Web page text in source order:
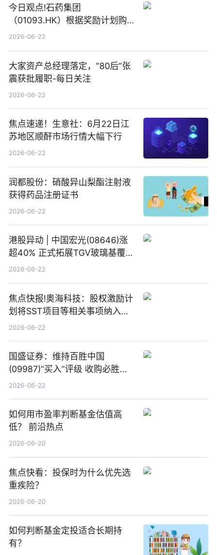
今日观点!石药集团
（01093.HK）根据奖励计划购
回580万股
2026-06-22
大家资产总经理落定，“80后”张
震获批履职-每日关注
2026-06-22
焦点速递！生意社：6月22日江
苏地区顺酐市场行情大幅下行
2026-06-22
润都股份：硝酸异山梨酯注射液
获得药品注册证书
2026-06-22
港股异动 | 中国宏光(08646)涨
超40% 正式拓展TGV玻璃基覆铜
板新材料业务
2026-06-22
焦点快报!奥海科技：股权激励计
划将SST项目等相关事项纳入专
项业务发展考核指标
2026-06-22
国盛证券：维持百胜中国
(09987)“买入”评级 收购必胜客
中国增厚利润加速成长 信息
2026-06-22
如何用市盈率判断基金估值高
低？ 前沿热点
2026-06-20
焦点快看：投保时为什么优先选
重疾险？
2026-06-20
如何判断基金定投适合长期持
有？